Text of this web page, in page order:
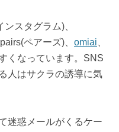
スタグラム)、
ペアーズ)、 omiai
くなっています。SNS
人はサクラの誘導に気
迷惑メールがくるケー